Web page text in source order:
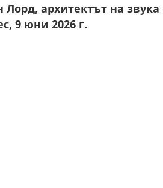
архитектът на звука
9 юни 2026 г.